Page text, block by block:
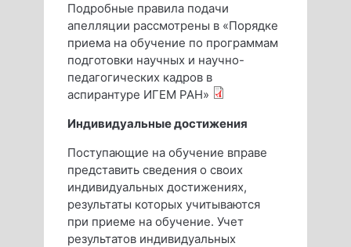
Подробные правила подачи
апелляции рассмотрены в «Порядке
приема на обучение по программам
подготовки научных и научно-
педагогических кадров в
аспирантуре ИГЕМ РАН»
Индивидуальные достижения
Поступающие на обучение вправе
представить сведения о своих
индивидуальных достижениях,
результаты которых учитываются
при приеме на обучение. Учет
результатов индивидуальных